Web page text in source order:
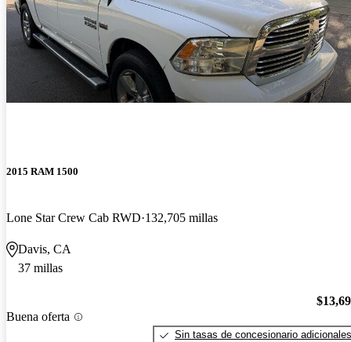
2015 RAM 1500
Lone Star Crew Cab RWD 132,705 millas
Davis, CA
37 millas
Buena oferta
Sin tasas de concesionario adicionales